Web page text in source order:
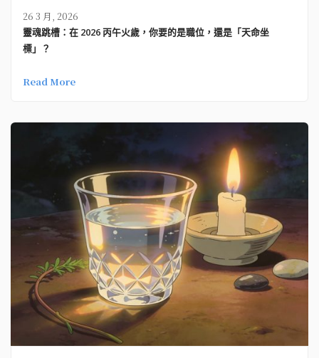
26 3 月, 2026
靈魂跳槽：在 2026 丙午火歲，你要的是職位，還是「天命坐
標」？
Read More